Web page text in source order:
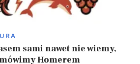
sami nawet nie wiemy,
Homerem